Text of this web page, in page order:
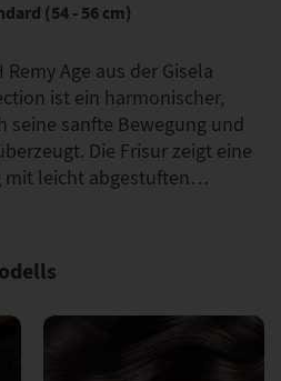
(54 - 56 cm)
Age aus der Gisela
ist ein harmonischer,
seine sanfte Bewegung und
Die Frisur zeigt eine
mit leicht abgestuften…